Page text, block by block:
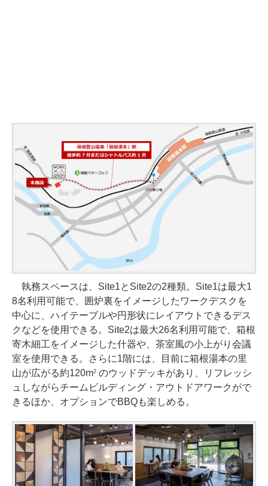
執務スペースは、Site1とSite2の2種類。Site1は最大1
8名利用可能で、囲炉裏をイメージしたワークデスクを
中心に、ハイテーブルや円形状にレイアウトできるデス
クなどを使用できる。Site2は最大26名利用可能で、箱根
寄木細工をイメージした什器や、茶室風の小上がり会議
室を使用できる。さらに1階には、目前に箱根湯本の里
山が広がる約120m2のウッドデッキがあり、リフレッシ
ュしながらチームビルディング・アウトドアワークがで
きるほか、オプションでBBQも楽しめる。